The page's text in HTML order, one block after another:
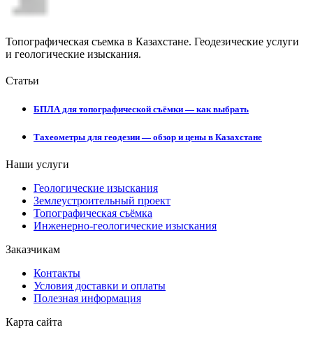
Топографическая съемка в Казахстане. Геодезические услуги
и геологические изыскания.
Статьи
БПЛА для топографической съёмки — как выбрать
Тахеометры для геодезии — обзор и цены в Казахстане
Наши услуги
Геологические изыскания
Землеустроительный проект
Топографическая съёмка
Инженерно-геологические изыскания
Заказчикам
Контакты
Условия доставки и оплаты
Полезная информация
Карта сайта